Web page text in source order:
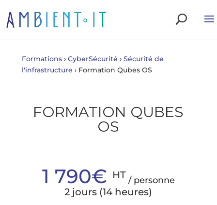
Formations › CyberSécurité › Sécurité de
l'infrastructure › Formation Qubes OS
FORMATION QUBES
OS
1 790€ HT / personne
2 jours (14 heures)